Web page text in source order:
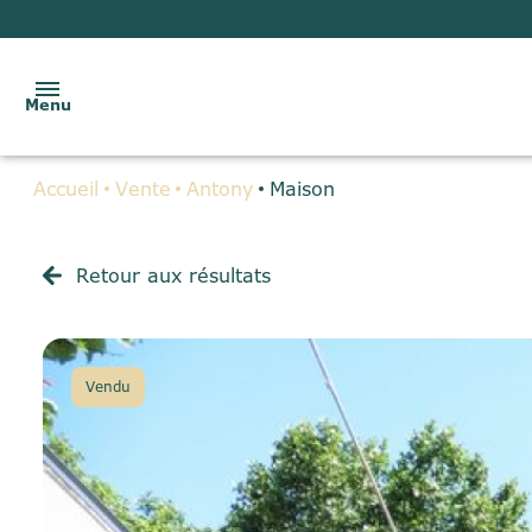
Menu
VENTES
BIENS
VENDUS
GESTION
LOCATIVE
Accueil Vente Antony Maison
Retour aux résultats
Vendu